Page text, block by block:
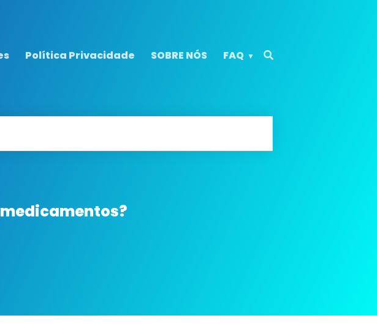
Política Privacidade SOBRE NÓS FAQ